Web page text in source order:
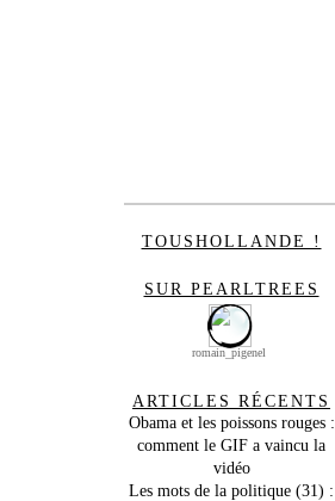
TOUSHOLLANDE !
SUR PEARLTREES
romain_pigenel
ARTICLES RÉCENTS
Obama et les poissons rouges :
comment le GIF a vaincu la
vidéo
Les mots de la politique (31) :